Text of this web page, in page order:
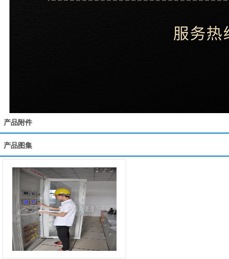
产品附件
产品图集